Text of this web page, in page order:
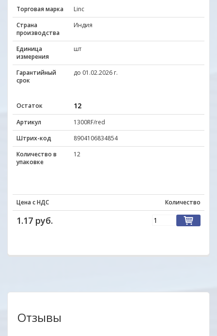
Торговая марка
Linc
Страна
производства
Индия
Единица
измерения
шт
Гарантийный
срок
до 01.02.2026 г.
Остаток 12
Артикул
1300RF/red
Штрих-код
8904106834854
Количество в
упаковке
12
Цена с НДС Количество
1.17 руб.
Отзывы